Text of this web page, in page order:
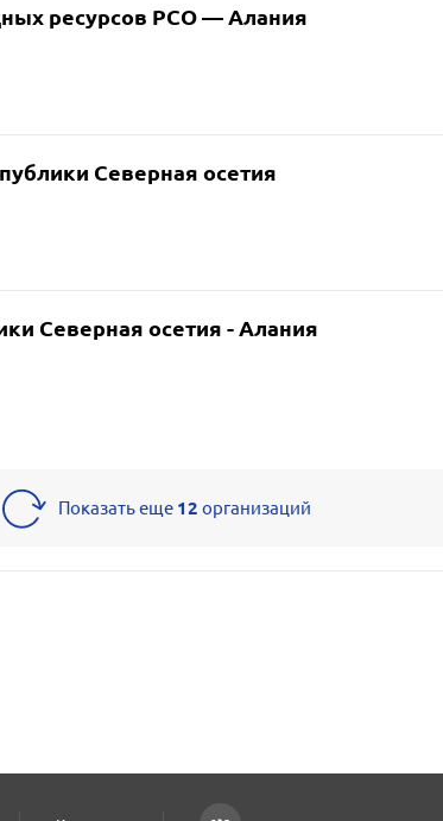
ресурсов РСО — Алания
Северная осетия
Северная осетия - Алания
Показать еще 12 организаций